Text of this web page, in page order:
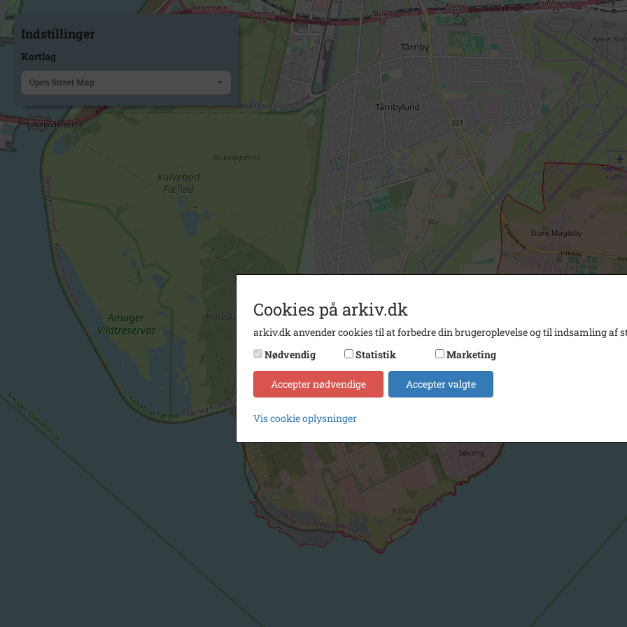
Indstillinger
Kortlag
Open Street Map
Cookies på arkiv.dk
arkiv.dk anvender cookies til at forbedre din brugeroplevelse og til indsamling af
Nødvendig
Statistik Marketing
Accepter nødvendige Accepter valgte
Vis cookie oplysninger